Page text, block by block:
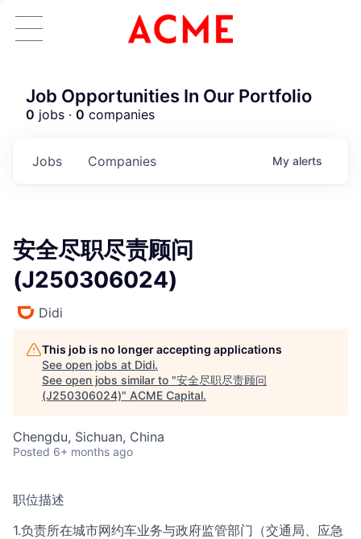
ACME Homepage
Job Opportunities In Our Portfolio
0 jobs · 0 companies
Jobs Companies My alerts
安全尽职尽责顾问
(J250306024)
Didi
This job is no longer accepting applications
See open jobs at Didi.
See open jobs similar to "安全尽职尽责顾问
(J250306024)" ACME Capital.
Chengdu, Sichuan, China
Posted 6+ months ago
职位描述
1.负责所在城市网约车业务与政府监管部门（交通局、应急